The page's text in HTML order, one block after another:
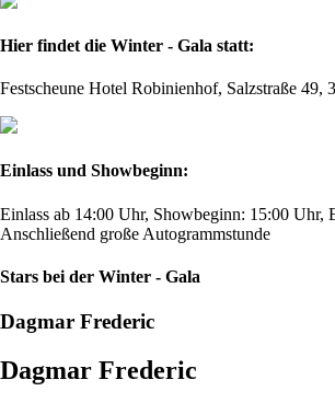
Hier findet die Winter - Gala statt:
Festscheune Hotel Robinienhof, Salzstraße 49,
Einlass und Showbeginn:
Einlass ab 14:00 Uhr, Showbeginn: 15:00 Uhr,
Anschließend große Autogrammstunde
Stars bei der Winter - Gala
Dagmar Frederic
Dagmar Frederic